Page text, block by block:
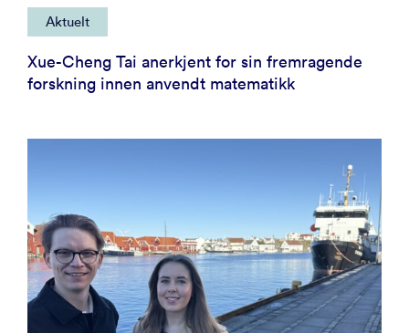
Aktuelt
Xue-Cheng Tai anerkjent for sin fremragende
forskning innen anvendt matematikk